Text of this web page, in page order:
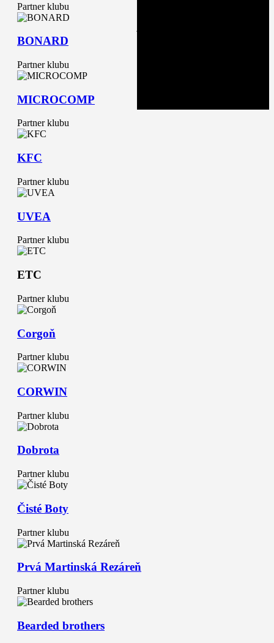
Partner klubu
BONARD
Partner klubu
MICROCOMP
Partner klubu
KFC
Partner klubu
UVEA
Partner klubu
ETC
Partner klubu
Corgoň
Partner klubu
CORWIN
Partner klubu
Dobrota
Partner klubu
Čisté Boty
Partner klubu
Prvá Martinská Rezáreň
Partner klubu
Bearded brothers